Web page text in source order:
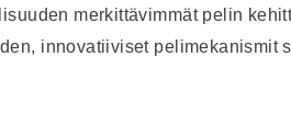
merkittävimmät pelin
innovatiiviset pelimekanismit